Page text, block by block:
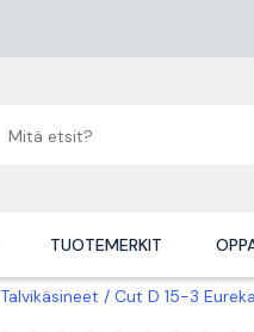
TUOTEMERKIT
Talvikäsineet Cut D 15-3